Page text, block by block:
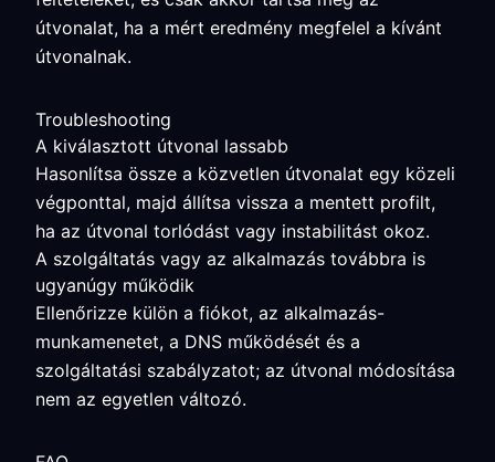
útvonalat, ha a mért eredmény megfelel a kívánt
útvonalnak.
Troubleshooting
A kiválasztott útvonal lassabb
Hasonlítsa össze a közvetlen útvonalat egy közeli
végponttal, majd állítsa vissza a mentett profilt,
ha az útvonal torlódást vagy instabilitást okoz.
A szolgáltatás vagy az alkalmazás továbbra is
ugyanúgy működik
Ellenőrizze külön a fiókot, az alkalmazás-
munkamenetet, a DNS működését és a
szolgáltatási szabályzatot; az útvonal módosítása
nem az egyetlen változó.